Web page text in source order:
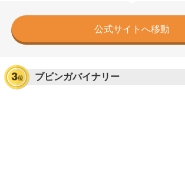
公式サイトへ移動
ブビンガバイナリー